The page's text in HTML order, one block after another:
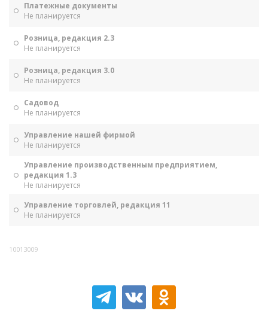
Платежные документы
Не планируется
Розница, редакция 2.3
Не планируется
Розница, редакция 3.0
Не планируется
Садовод
Не планируется
Управление нашей фирмой
Не планируется
Управление производственным предприятием,
редакция 1.3
Не планируется
Управление торговлей, редакция 11
Не планируется
10013009